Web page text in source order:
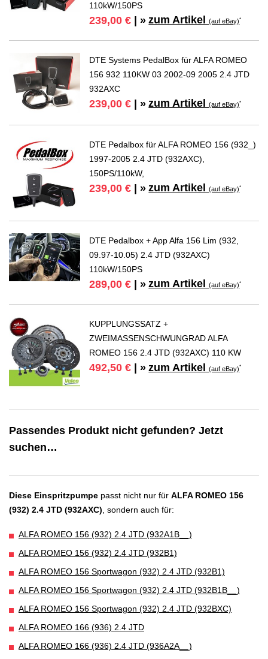
110kW/150PS
239,00 € | » zum Artikel(auf eBay)*
DTE Systems PedalBox für ALFA ROMEO
156 932 110KW 03 2002-09 2005 2.4 JTD
932AXC
239,00 € | » zum Artikel(auf eBay)*
DTE Pedalbox für ALFA ROMEO 156 (932_)
1997-2005 2.4 JTD (932AXC),
150PS/110kW,
239,00 € | » zum Artikel(auf eBay)*
DTE Pedalbox + App Alfa 156 Lim (932,
09.97-10.05) 2.4 JTD (932AXC)
110kW/150PS
289,00 € | » zum Artikel(auf eBay)*
KUPPLUNGSSATZ +
ZWEIMASSENSCHWUNGRAD ALFA
ROMEO 156 2.4 JTD (932AXC) 110 KW
492,50 € | » zum Artikel(auf eBay)*
Passendes Produkt nicht gefunden? Jetzt
suchen…
Diese Einspritzpumpe passt nicht nur für ALFA ROMEO 156
(932) 2.4 JTD (932AXC) , sondern auch für:
ALFA ROMEO 156 (932) 2.4 JTD (932A1B__)
ALFA ROMEO 156 (932) 2.4 JTD (932B1)
ALFA ROMEO 156 Sportwagon (932) 2.4 JTD (932B1)
ALFA ROMEO 156 Sportwagon (932) 2.4 JTD (932B1B__)
ALFA ROMEO 156 Sportwagon (932) 2.4 JTD (932BXC)
ALFA ROMEO 166 (936) 2.4 JTD
ALFA ROMEO 166 (936) 2.4 JTD (936A2A__)